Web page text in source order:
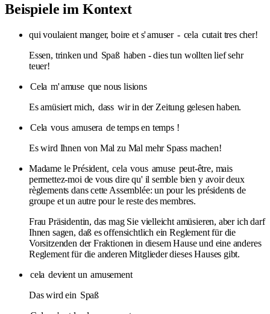
Beispiele im Kontext
qui voulaient manger, boire et s'amuser - cela cutait tres cher!
Essen, trinken und Spaß haben - dies tun wollten lief sehr
teuer!
Cela m'amuse que nous lisions
Es amüsiert mich, dass wir in der Zeitung gelesen haben.
Cela vous amusera de temps en temps !
Es wird Ihnen von Mal zu Mal mehr Spass machen!
Madame le Président, cela vous amuse peut-être, mais
permettez-moi de vous dire qu' il semble bien y avoir deux
règlements dans cette Assemblée: un pour les présidents de
groupe et un autre pour le reste des membres.
Frau Präsidentin, das mag Sie vielleicht amüsieren, aber ich darf
Ihnen sagen, daß es offensichtlich ein Reglement für die
Vorsitzenden der Fraktionen in diesem Hause und eine anderes
Reglement für die anderen Mitglieder dieses Hauses gibt.
cela devient un amusement
Das wird ein Spaß